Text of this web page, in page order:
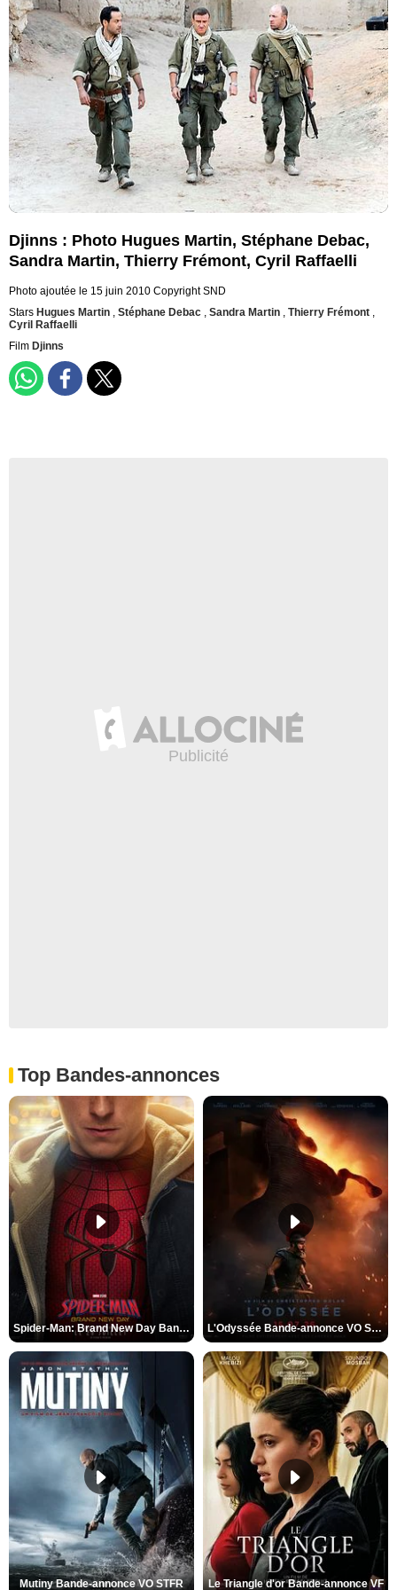
Djinns : Photo Hugues Martin, Stéphane Debac,
Sandra Martin, Thierry Frémont, Cyril Raffaelli
Photo ajoutée le 15 juin 2010 Copyright SND
Stars Hugues Martin , Stéphane Debac , Sandra Martin , Thierry Frémont ,
Cyril Raffaelli
Film Djinns
Top Bandes-annonces
Spider-Man: Brand New Day Bande-annonce VO STFR L'Odyssée Bande-annonce VO STFR
Mutiny Bande-annonce VO STFR Le Triangle d'or Bande-annonce VF